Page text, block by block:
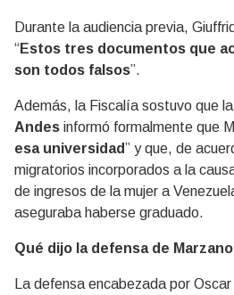
Durante la audiencia previa,
“Estos tres documentos que
son todos falsos”.
Además, la Fiscalía sostuvo que la
Andes informó formalmente que
esa universidad” y que, de
migratorios incorporados a la
de ingresos de la mujer a
aseguraba haberse graduado.
Qué dijo la defensa de Marzano
La defensa encabezada por